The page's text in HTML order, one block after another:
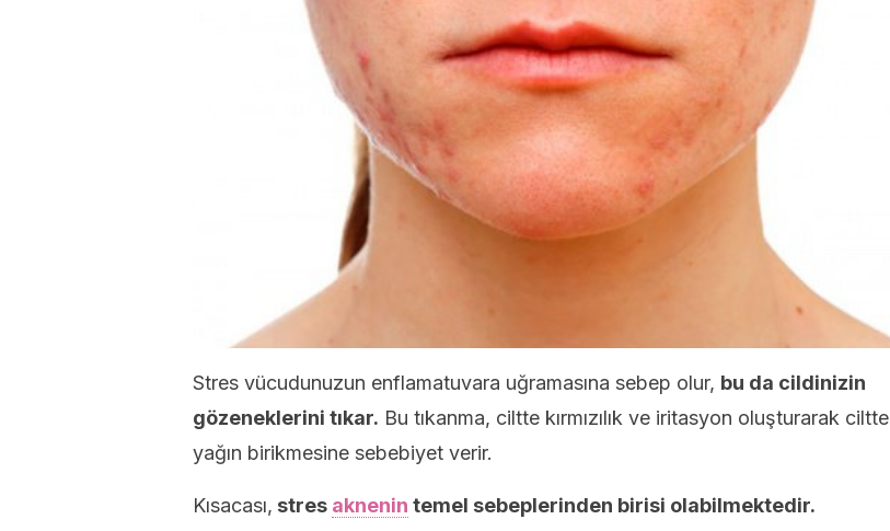
Stres vücudunuzun enflamatuvara uğramasına sebep olur, bu da cildinizin
gözeneklerini tıkar. Bu tıkanma, ciltte kırmızılık ve iritasyon oluşturarak ciltte
yağın birikmesine sebebiyet verir.
Kısacası, stres aknenin temel sebeplerinden birisi olabilmektedir.